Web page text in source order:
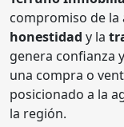
compromiso de la
honestidad y la
genera confianza
una compra o
posicionado a la
la región.